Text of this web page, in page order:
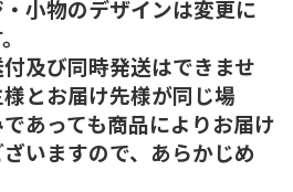
小物のデザインは変更に
及び同時発送はできませ
とお届け先様が同じ場
あっても商品によりお届け
いますので、あらかじめ